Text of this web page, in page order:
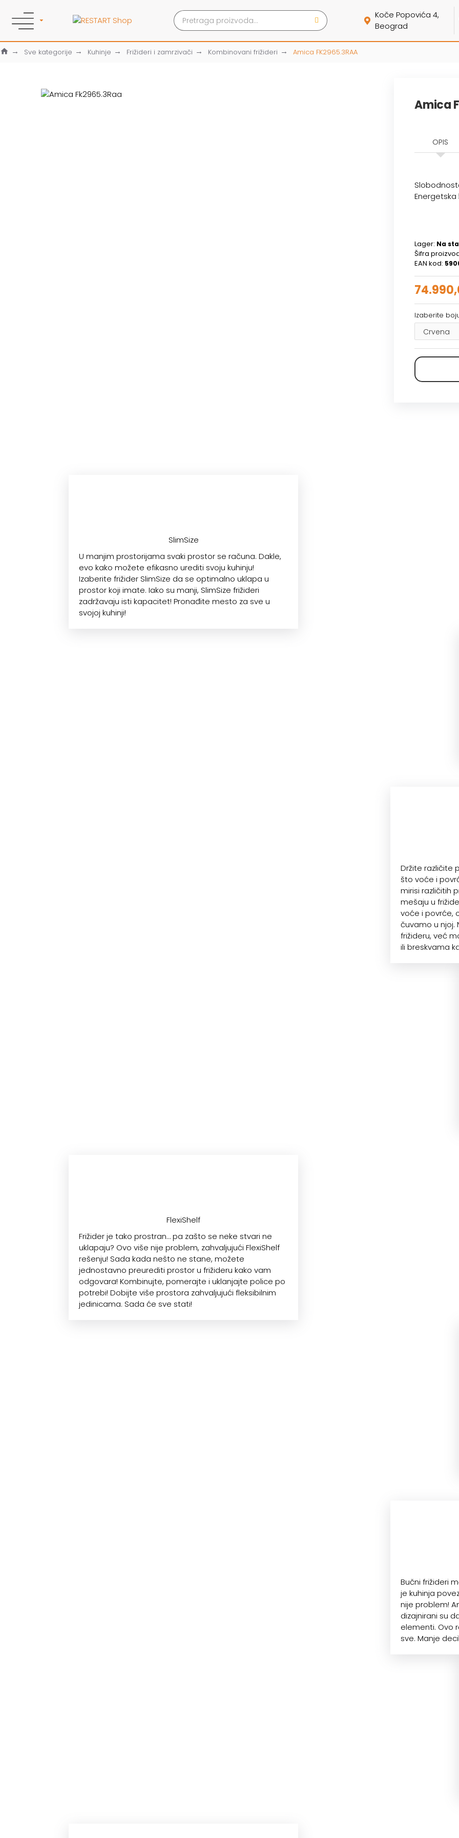
Koče Popovića 4,
Beograd
Sve kategorije Kuhinje Frižideri i zamrzivači Kombinovani frižideri Amica FK2965.3RAA
Amica
OPIS
Energetska
Lager: Na
Šifra
EAN kod:
Izaberite
SlimSize
U manjim prostorijama svaki prostor se računa. Dakle,
evo kako možete efikasno urediti svoju kuhinju!
Izaberite frižider SlimSize da se optimalno uklapa u
prostor koji imate. Iako su manji, SlimSize frižideri
zadržavaju isti kapacitet! Pronađite mesto za sve u
svojoj kuhinji!
Držite različite
što voće i
mirisi različitih
mešaju u
voće i povrće,
čuvamo u njoj.
frižideru, već
ili breskvama
FlexiShelf
Frižider je tako prostran… pa zašto se neke stvari ne
uklapaju? Ovo više nije problem, zahvaljujući FlexiShelf
rešenju! Sada kada nešto ne stane, možete
jednostavno preurediti prostor u frižideru kako vam
odgovara! Kombinujte, pomerajte i uklanjajte police po
potrebi! Dobijte više prostora zahvaljujući fleksibilnim
jedinicama. Sada će sve stati!
Bučni frižideri
je kuhinja
nije problem!
dizajnirani su
elementi. Ovo
sve. Manje